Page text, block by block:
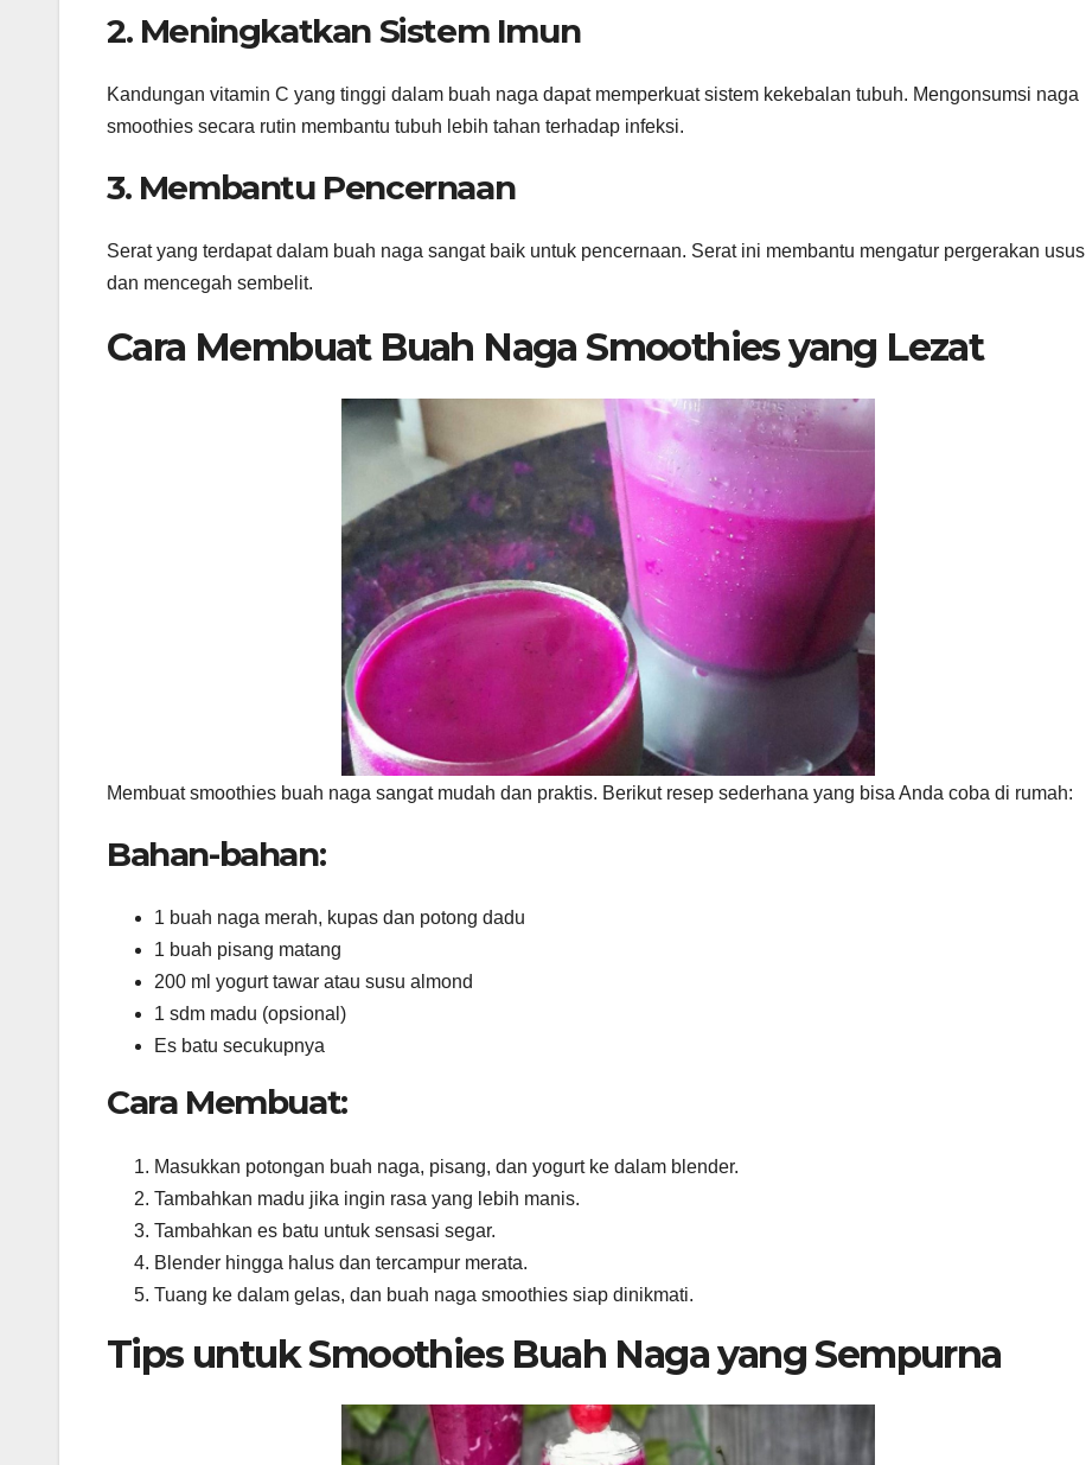
2. Meningkatkan Sistem Imun
Kandungan vitamin C yang tinggi dalam buah naga dapat memperkuat sistem kekebalan tubuh. Mengonsumsi naga
smoothies secara rutin membantu tubuh lebih tahan terhadap infeksi.
3. Membantu Pencernaan
Serat yang terdapat dalam buah naga sangat baik untuk pencernaan. Serat ini membantu mengatur pergerakan usus
dan mencegah sembelit.
Cara Membuat Buah Naga Smoothies yang Lezat
Membuat smoothies buah naga sangat mudah dan praktis. Berikut resep sederhana yang bisa Anda coba di rumah:
Bahan-bahan:
1 buah naga merah, kupas dan potong dadu
1 buah pisang matang
200 ml yogurt tawar atau susu almond
1 sdm madu (opsional)
Es batu secukupnya
Cara Membuat:
Masukkan potongan buah naga, pisang, dan yogurt ke dalam blender.
Tambahkan madu jika ingin rasa yang lebih manis.
Tambahkan es batu untuk sensasi segar.
Blender hingga halus dan tercampur merata.
Tuang ke dalam gelas, dan buah naga smoothies siap dinikmati.
Tips untuk Smoothies Buah Naga yang Sempurna